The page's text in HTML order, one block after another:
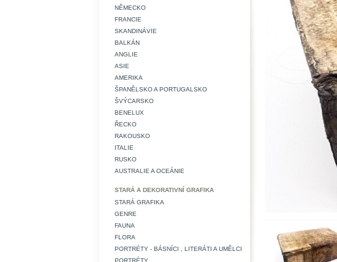
NĚMECKO
FRANCIE
SKANDINÁVIE
BALKÁN
ANGLIE
ASIE
AMERIKA
ŠPANĚLSKO A PORTUGALSKO
ŠVÝCARSKO
BENELUX
ŘECKO
RAKOUSKO
ITALIE
RUSKO
AUSTRALIE A OCEÁNIE
STARÁ A DEKORATIVNÍ GRAFIKA
STARÁ GRAFIKA
GENRE
FAUNA
FLORA
PORTRÉTY - BÁSNÍCI , LITERÁTI A UMĚLCI
PORTRÉTY